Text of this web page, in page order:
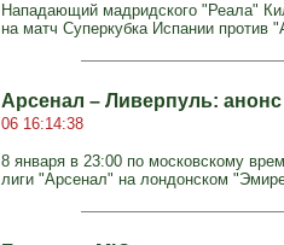
Нападающий мадридского "Реала"
на матч Суперкубка Испании против
Арсенал – Ливерпуль:
06 16:14:38
8 января в 23:00 по московскому
лиги "Арсенал" на лондонском